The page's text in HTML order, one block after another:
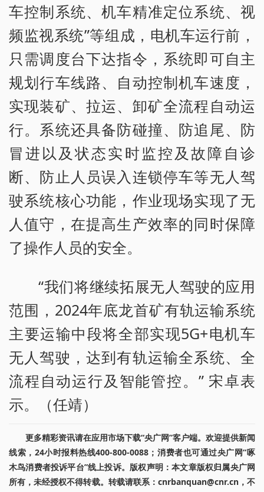
车控制系统、机车精准定位系统、视
频监视系统”等组成，电机车运行前，
只需调度台下达指令，系统即可自主
规划行车线路、自动控制机车速度，
实现装矿、拉运、卸矿全流程自动运
行。系统还具备防碰撞、防追尾、防
冒进以及状态实时监控及故障自诊
断、防止人员误入连锁停车等无人驾
驶系统核心功能，作业现场实现了无
人值守，在提高生产效率的同时保障
了操作人员的安全。
“我们将继续拓展无人驾驶的应用
范围，2024年底龙首矿有轨运输系统
主要运输中段将全部实现5G+电机车
无人驾驶，达到有轨运输全系统、全
流程自动运行及智能管控。” 宋卓表
示。（任靖）
更多精彩资讯请在应用市场下载“央广网”客户端。欢迎提供新闻
线索，24小时报料热线400-800-0088；消费者也可通过央广网“啄
木鸟消费者投诉平台”线上投诉。版权声明：本文章版权归属央广网
所有，未经授权不得转载。转载请联系：cnrbanquan@cnr.cn，不